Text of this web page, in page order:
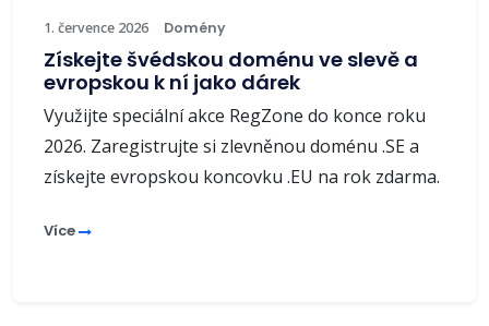
1. července 2026 Domény
Získejte švédskou doménu ve slevě a
evropskou k ní jako dárek
Využijte speciální akce RegZone do konce roku
2026. Zaregistrujte si zlevněnou doménu .SE a
získejte evropskou koncovku .EU na rok zdarma.
Více